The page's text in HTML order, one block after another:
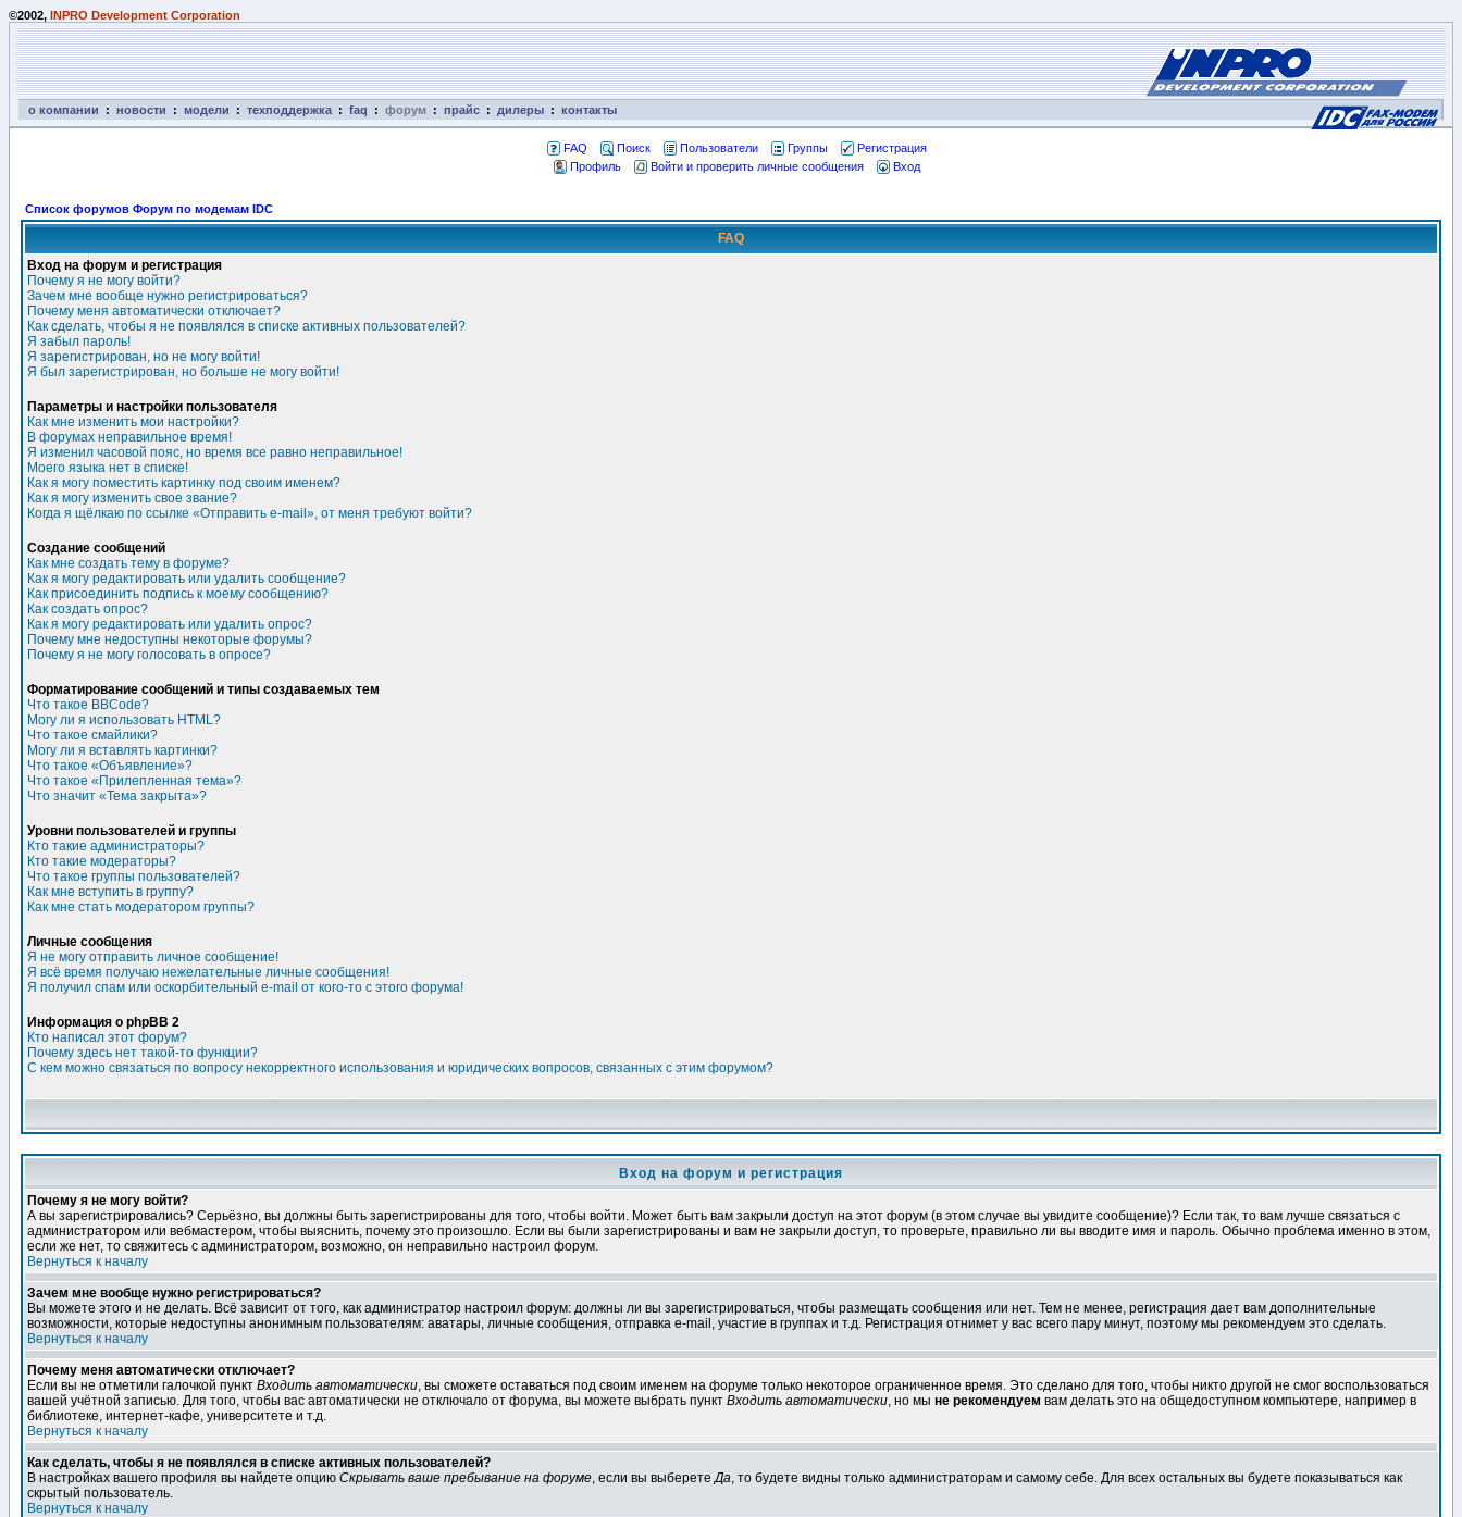
©2002, INPRO Development Corporation
о компании : новости : модели : техподдержка : faq : форум : прайс : дилеры : контакты
FAQ Поиск Пользователи Группы
Регистрация
Профиль
Войти и проверить личные сообщения Вход
Список форумов Форум по модемам IDC
FAQ
Вход на форум и регистрация
Почему я не могу войти?
Зачем мне вообще нужно регистрироваться?
Почему меня автоматически отключает?
Как сделать, чтобы я не появлялся в списке активных пользователей?
Я забыл пароль!
Я зарегистрирован, но не могу войти!
Я был зарегистрирован, но больше не могу войти!
Параметры и настройки пользователя
Как мне изменить мои настройки?
В форумах неправильное время!
Я изменил часовой пояс, но время все равно неправильное!
Моего языка нет в списке!
Как я могу поместить картинку под своим именем?
Как я могу изменить свое звание?
Когда я щёлкаю по ссылке «Отправить e-mail», от меня требуют войти?
Создание сообщений
Как мне создать тему в форуме?
Как я могу редактировать или удалить сообщение?
Как присоединить подпись к моему сообщению?
Как создать опрос?
Как я могу редактировать или удалить опрос?
Почему мне недоступны некоторые форумы?
Почему я не могу голосовать в опросе?
Форматирование сообщений и типы создаваемых тем
Что такое BBCode?
Могу ли я использовать HTML?
Что такое смайлики?
Могу ли я вставлять картинки?
Что такое «Объявление»?
Что такое «Прилепленная тема»?
Что значит «Тема закрыта»?
Уровни пользователей и группы
Кто такие администраторы?
Кто такие модераторы?
Что такое группы пользователей?
Как мне вступить в группу?
Как мне стать модератором группы?
Личные сообщения
Я не могу отправить личное сообщение!
Я всё время получаю нежелательные личные сообщения!
Я получил спам или оскорбительный e-mail от кого-то с этого форума!
Информация о phpBB 2
Кто написал этот форум?
Почему здесь нет такой-то функции?
С кем можно связаться по вопросу некорректного использования и юридических вопросов, связанных с этим форумом?
Вход на форум и регистрация
Почему я не могу войти?
А вы зарегистрировались? Серьёзно, вы должны быть зарегистрированы для того, чтобы войти. Может быть вам закрыли доступ на этот форум (в этом случае вы увидите сообщение)? Если так, то вам лучше связаться с
администратором или вебмастером, чтобы выяснить, почему это произошло. Если вы были зарегистрированы и вам не закрыли доступ, то проверьте, правильно ли вы вводите имя и пароль. Обычно проблема именно в этом,
если же нет, то свяжитесь с администратором, возможно, он неправильно настроил форум.
Вернуться к началу
Зачем мне вообще нужно регистрироваться?
Вы можете этого и не делать. Всё зависит от того, как администратор настроил форум: должны ли вы зарегистрироваться, чтобы размещать сообщения или нет. Тем не менее, регистрация дает вам дополнительные
возможности, которые недоступны анонимным пользователям: аватары, личные сообщения, отправка e-mail, участие в группах и т.д. Регистрация отнимет у вас всего пару минут, поэтому мы рекомендуем это сделать.
Вернуться к началу
Почему меня автоматически отключает?
Если вы не отметили галочкой пункт Входить автоматически, вы сможете оставаться под своим именем на форуме только некоторое ограниченное время. Это сделано для того, чтобы никто другой не смог воспользоваться
вашей учётной записью. Для того, чтобы вас автоматически не отключало от форума, вы можете выбрать пункт Входить автоматически, но мы не рекомендуем вам делать это на общедоступном компьютере, например в
библиотеке, интернет-кафе, университете и т.д.
Вернуться к началу
Как сделать, чтобы я не появлялся в списке активных пользователей?
В настройках вашего профиля вы найдете опцию Скрывать ваше пребывание на форуме, если вы выберетеДа, то будете видны только администраторам и самому себе. Для всех остальных вы будете показываться как
скрытый пользователь.
Вернуться к началу